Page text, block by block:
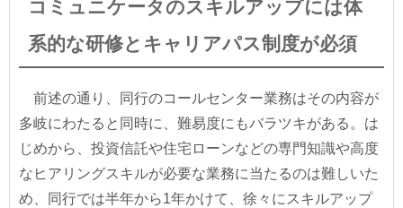
コミュニケータのスキルアップには体
系的な研修とキャリアパス制度が必須
前述の通り、同行のコールセンター業務はその内容が
多岐にわたると同時に、難易度にもバラツキがある。は
じめから、投資信託や住宅ローンなどの専門知識や高度
なヒアリングスキルが必要な業務に当たるのは難しいた
め、同行では半年から1年かけて、徐々にスキルアップ